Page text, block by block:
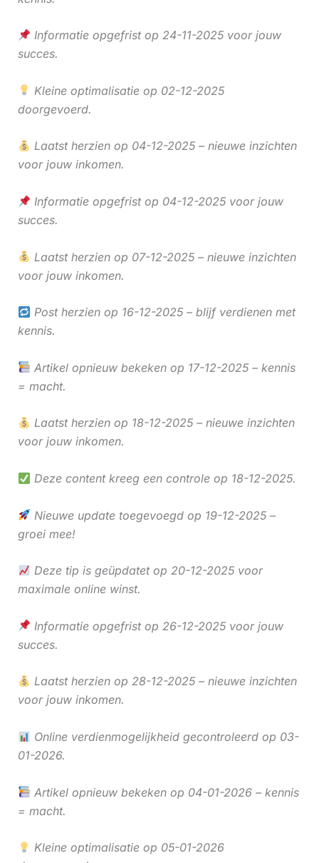
Informatie opgefrist op 24-11-2025 voor jouw
succes.
Kleine optimalisatie op 02-12-2025
doorgevoerd.
Laatst herzien op 04-12-2025 – nieuwe inzichten
voor jouw inkomen.
Informatie opgefrist op 04-12-2025 voor jouw
succes.
Laatst herzien op 07-12-2025 – nieuwe inzichten
voor jouw inkomen.
Post herzien op 16-12-2025 – blijf verdienen met
kennis.
Artikel opnieuw bekeken op 17-12-2025 – kennis
= macht.
Laatst herzien op 18-12-2025 – nieuwe inzichten
voor jouw inkomen.
Deze content kreeg een controle op 18-12-2025.
Nieuwe update toegevoegd op 19-12-2025 –
groei mee!
Deze tip is geüpdatet op 20-12-2025 voor
maximale online winst.
Informatie opgefrist op 26-12-2025 voor jouw
succes.
Laatst herzien op 28-12-2025 – nieuwe inzichten
voor jouw inkomen.
Online verdienmogelijkheid gecontroleerd op 03-
01-2026.
Artikel opnieuw bekeken op 04-01-2026 – kennis
= macht.
Kleine optimalisatie op 05-01-2026